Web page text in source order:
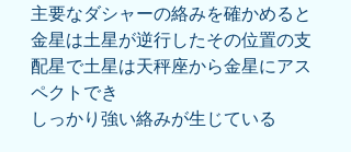
主要なダシャーの絡みを確かめると
金星は土星が逆行したその位置の支
配星で土星は天秤座から金星にアス
ペクトでき
しっかり強い絡みが生じている